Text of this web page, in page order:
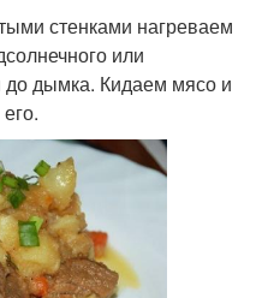
стенками нагреваем
или
дымка. Кидаем мясо и